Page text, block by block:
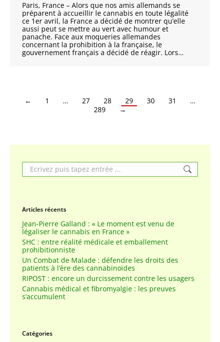
Paris, France – Alors que nos amis allemands se
préparent à accueillir le cannabis en toute légalité
ce 1er avril, la France a décidé de montrer qu’elle
aussi peut se mettre au vert avec humour et
panache. Face aux moqueries allemandes
concernant la prohibition à la française, le
gouvernement français a décidé de réagir. Lors…
← 1 … 27 28 29 30 31
…
289
→
Search:
Articles récents
Jean-Pierre Galland : « Le moment est venu de
légaliser le cannabis en France »
SHC : entre réalité médicale et emballement
prohibitionniste
Un Combat de Malade : défendre les droits des
patients à l’ère des cannabinoïdes
RIPOST : encore un durcissement contre les usagers
Cannabis médical et fibromyalgie : les preuves
s’accumulent
Catégories